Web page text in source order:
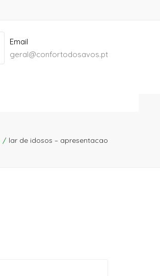
info@yourdomain.com
Email
geral@confortodosavos.pt
lar de idosos – apresentacao